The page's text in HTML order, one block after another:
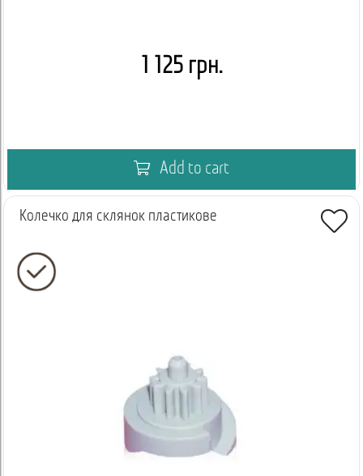
1 125 грн.
Add to cart
Колечко для склянок пластикове